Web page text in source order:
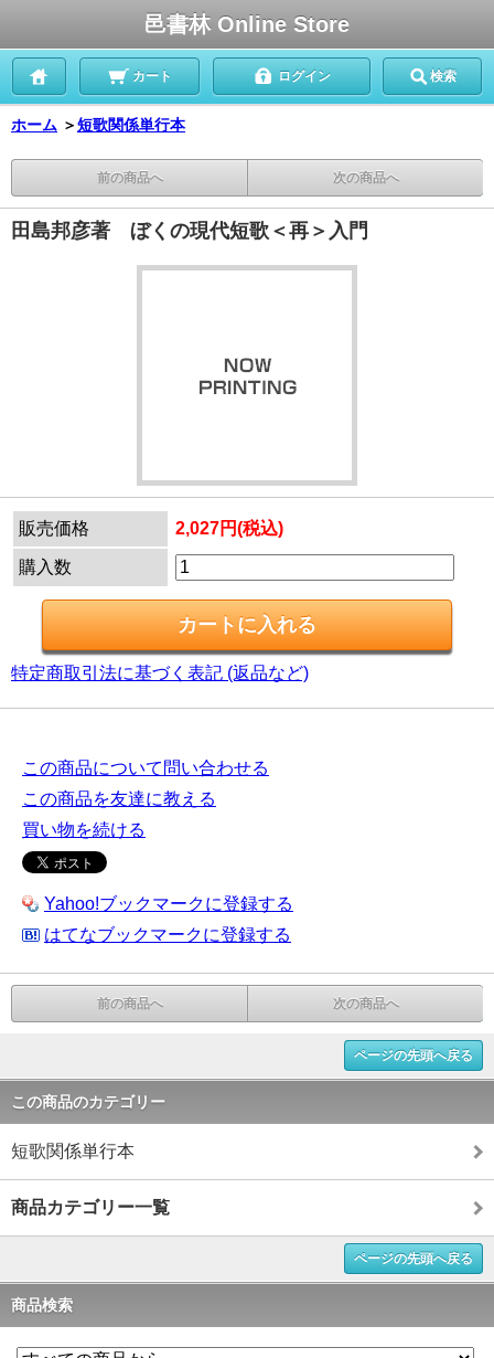
邑書林 Online Store
カート ログイン 検索
ホーム ＞短歌関係単行本
前の商品へ 次の商品へ
田島邦彦著 ぼくの現代短歌＜再＞入門
販売価格 2,027円(税込)
購入数
特定商取引法に基づく表記 (返品など)
この商品について問い合わせる
この商品を友達に教える
買い物を続ける
Yahoo!ブックマークに登録する
はてなブックマークに登録する
前の商品へ 次の商品へ
ページの先頭へ戻る
この商品のカテゴリー
短歌関係単行本
商品カテゴリー一覧
ページの先頭へ戻る
商品検索